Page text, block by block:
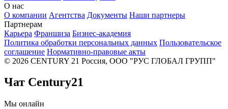
О нас
О компании Агентства Документы Наши партнеры
Партнерам
Карьера Франшиза Бизнес-академия
Политика обработки персональных данных Пользовательское
соглашение Нормативно-правовые акты
© 2026 CENTURY 21 Россия, ООО "РУС ГЛОБАЛ ГРУПП"
Чат Century21
Мы онлайн